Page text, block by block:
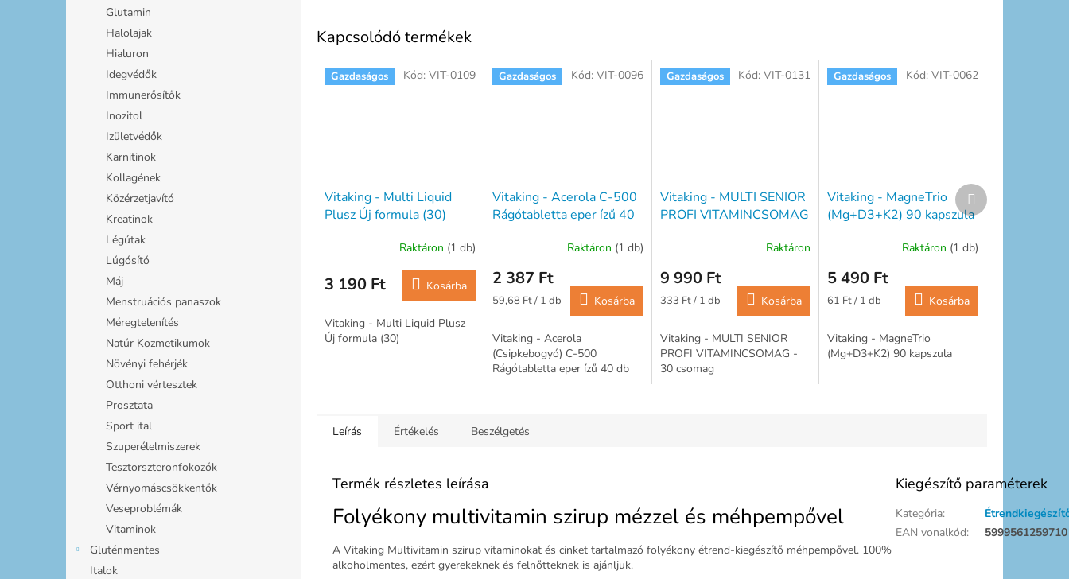
Glutamin
Halolajak
Hialuron
Idegvédők
Immunerősítők
Inozitol
Izületvédők
Karnitinok
Kollagének
Közérzetjavító
Kreatinok
Légútak
Lúgósító
Máj
Menstruációs panaszok
Méregtelenítés
Natúr Kozmetikumok
Növényi fehérjék
Otthoni vértesztek
Prosztata
Sport ital
Szuperélelmiszerek
Tesztorszteronfokozók
Vérnyomáscsökkentők
Veseproblémák
Vitaminok
Gluténmentes
Italok
Kapcsolódó termékek
Gazdaságos
Vitaking - Multi Liquid
Plusz Új formula (30)
Raktáron (1 db)
3 190 Ft Kosárba
Vitaking - Multi Liquid Plusz
Új formula (30)
Kód: VIT-0109 Gazdaságos
Vitaking - Acerola C-500
Rágótabletta eper ízű 40
Raktáron (1 db)
2 387 Ft
Egységár:
59,68 Ft / 1 db Kosárba
Vitaking - Acerola
(Csipkebogyó) C-500
Rágótabletta eper ízű 40 db
Kód: VIT-0096 Gazdaságos
Vitaking - MULTI SENIOR
PROFI VITAMINCSOMAG
Raktáron
9 990 Ft
Egységár:
333 Ft / 1 db Kosárba
Vitaking - MULTI SENIOR
PROFI VITAMINCSOMAG -
30 csomag
Kód:VIT-0131 Gazdaságos
Vitaking - MagneTrio
(Mg+D3+K2) 90 kapszula
Raktáron (1 db)
5 490 Ft
Egységár:
61 Ft / 1 db Kosárba
Vitaking - MagneTrio
(Mg+D3+K2) 90 kapszula
Kód: VIT-0062
Következő
termék
Leírás Értékelés Beszélgetés
Termék részletes leírása
Folyékony multivitamin szirup mézzel és méhpempővel
A Vitaking Multivitamin szirup vitaminokat és cinket tartalmazó folyékony étrend-kiegészítő méhpempővel. 100%
alkoholmentes, ezért gyerekeknek és felnőtteknek is ajánljuk.
Kiegészítő paraméterek
Kategória:
EAN vonalkód: 5999561259710